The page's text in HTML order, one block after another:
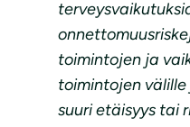
toimintojen ja
toimintojen
suuri etäisyys tai